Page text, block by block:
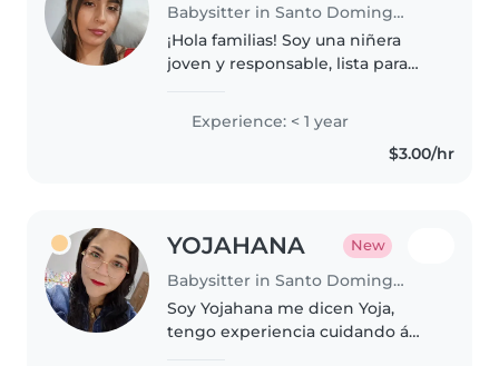
Babysitter in Santo Domingo de los Colorados
¡Hola familias! Soy una niñera
joven y responsable, lista para
soy nueva en esto, tengo mucha
energía y creatividad para
Experience: < 1 year
$3.00/hr
YOJAHANA New
Babysitter in Santo Domingo de los Colorados
Soy Yojahana me dicen Yoja,
tengo experiencia cuidando á